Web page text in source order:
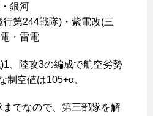
銀河
第244戦隊)・紫電改(三
・雷電
、陸攻3の編成で航空劣勢
制空値は105+α。
でなので、第三部隊を解